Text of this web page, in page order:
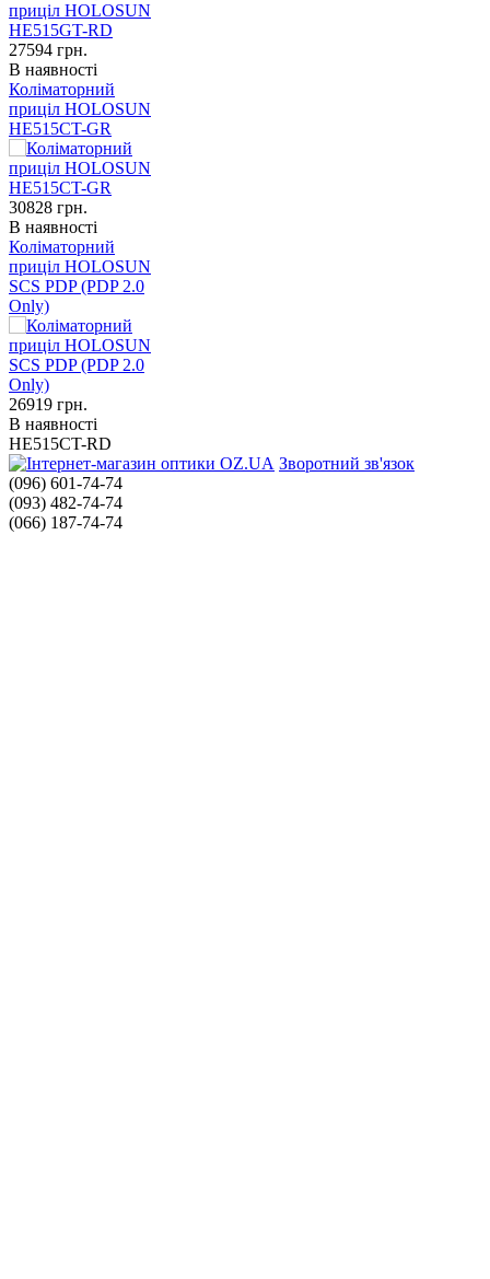
27594 грн.
В наявності
Коліматорний
приціл HOLOSUN
HE515CT-GR
30828 грн.
В наявності
Коліматорний
приціл HOLOSUN
SCS PDP (PDP 2.0
Only)
26919 грн.
В наявності
HE515CT-RD
Зворотний зв'язок
(096) 601-74-74
(093) 482-74-74
(066) 187-74-74